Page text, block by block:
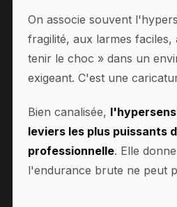
On associe souvent
fragilité, aux larmes faciles,
tenir le choc » dans un
exigeant. C'est une
Bien canalisée,
leviers les plus puissants
professionnelle. Elle
l'endurance brute ne peut